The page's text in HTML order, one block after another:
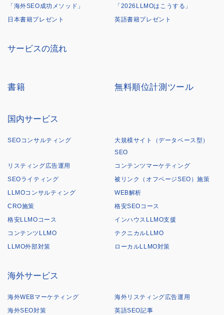
「海外SEO成功メソッド」
「2026LLMOはこうする」
日本書籍プレゼント
英語書籍プレゼント
サービスの流れ
書籍 無料順位計測ツール
国内サービス
SEOコンサルティング
大規模サイト（データベース型）
SEO
リスティング広告運用
コンテンツマーケティング
SEOライティング
被リンク（オフページSEO）施策
LLMOコンサルティング
WEB解析
CRO施策
格安SEOコース
格安LLMOコース
インハウスLLMO支援
コンテンツLLMO
テクニカルLLMO
LLMO外部対策
ローカルLLMO対策
海外サービス
海外WEBマーケティング
海外リスティング広告運用
海外SEO対策
英語SEO記事